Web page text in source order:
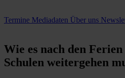
Termine Mediadaten Über uns
Wie es nach den
Schulen weitergehen